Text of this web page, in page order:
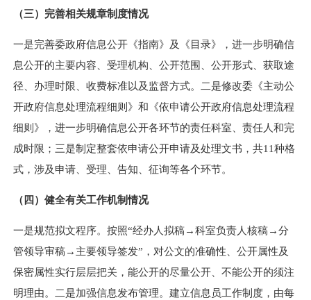
（三）完善相关规章制度情况
一是完善委政府信息公开《指南》及《目录》，进一步明确信
息公开的主要内容、受理机构、公开范围、公开形式、获取途
径、办理时限、收费标准以及监督方式。二是修改委《主动公
开政府信息处理流程细则》和《依申请公开政府信息处理流程
细则》，进一步明确信息公开各环节的责任科室、责任人和完
成时限；三是制定整套依申请公开申请及处理文书，共11种格
式，涉及申请、受理、告知、征询等各个环节。
（四）健全有关工作机制情况
一是规范拟文程序。按照“经办人拟稿→科室负责人核稿→分
管领导审稿→主要领导签发”，对公文的准确性、公开属性及
保密属性实行层层把关，能公开的尽量公开、不能公开的须注
明理由。二是加强信息发布管理。建立信息员工作制度，由每